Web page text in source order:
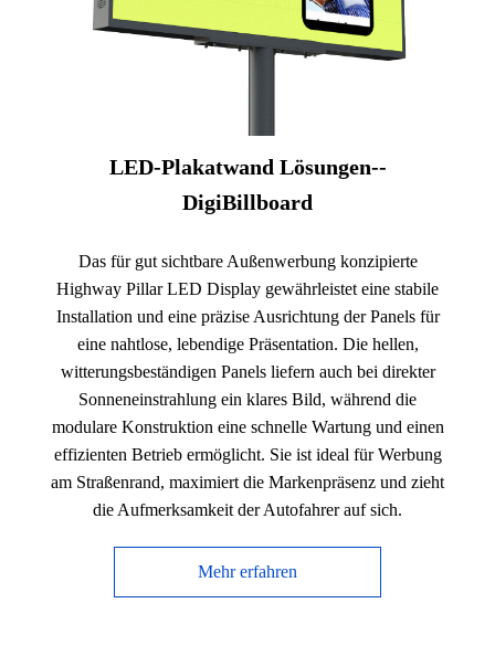
LED-Plakatwand Lösungen--
DigiBillboard
Das für gut sichtbare Außenwerbung konzipierte
Highway Pillar LED Display gewährleistet eine stabile
Installation und eine präzise Ausrichtung der Panels für
eine nahtlose, lebendige Präsentation. Die hellen,
witterungsbeständigen Panels liefern auch bei direkter
Sonneneinstrahlung ein klares Bild, während die
modulare Konstruktion eine schnelle Wartung und einen
effizienten Betrieb ermöglicht. Sie ist ideal für Werbung
am Straßenrand, maximiert die Markenpräsenz und zieht
die Aufmerksamkeit der Autofahrer auf sich.
Mehr erfahren